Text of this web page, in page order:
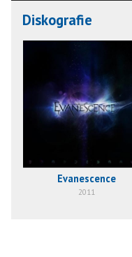
Diskografie
Evanescence
2011